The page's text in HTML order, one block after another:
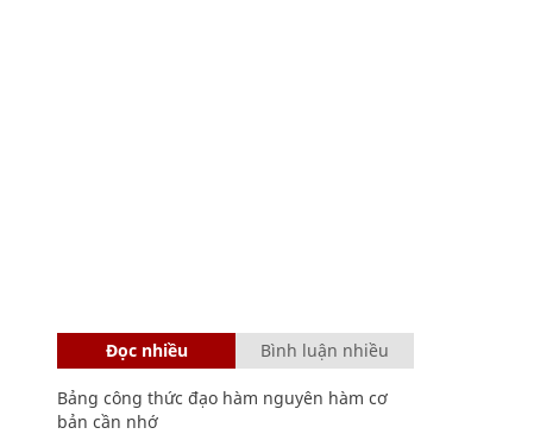
Đọc nhiều Bình luận nhiều
Bảng công thức đạo hàm nguyên hàm cơ
bản cần nhớ